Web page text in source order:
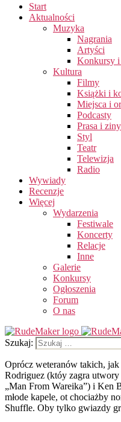
Start
Aktualności
Muzyka
Nagrania
Artyści
Konkursy
Kultura
Filmy
Książki i
Miejsca i
Podcasty
Prasa i ziny
Styl
Teatr
Telewizja
Radio
Wywiady
Recenzje
Więcej
Wydarzenia
Festiwale
Koncerty
Relacje
Inne
Galerie
Konkursy
Ogłoszenia
Forum
O nas
Szukaj:
Oprócz weteranów takich,
Rodriguez (któy zagra
„Man From Wareika”) i Ken
młode kapele, ot chociażby
Shuffle. Oby tylko gwiazdy